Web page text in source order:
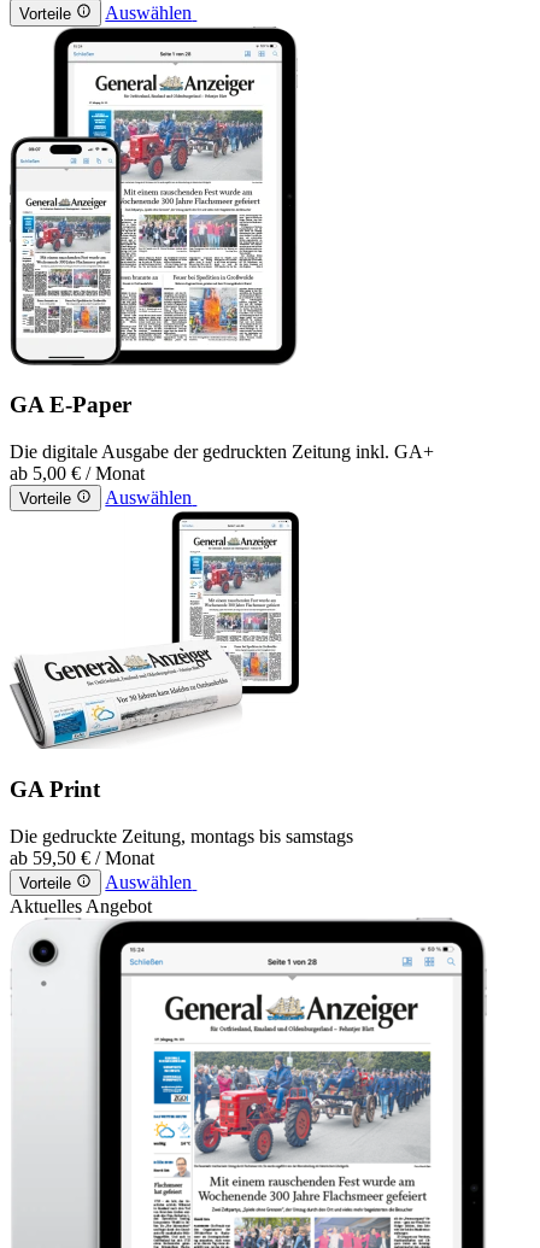
Vorteile Auswählen
GA E-Paper
Die digitale Ausgabe der gedruckten Zeitung inkl. GA+
ab 5,00 € / Monat
Vorteile Auswählen
GA Print
Die gedruckte Zeitung, montags bis samstags
ab 59,50 € / Monat
Vorteile
Auswählen
Aktuelles Angebot